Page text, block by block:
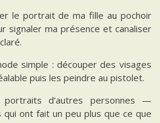
le portrait de ma fille au pochoir
signaler ma présence et canaliser
simple : découper des visages
puis les peindre au pistolet.
d’autres personnes —
qui ont fait un peu plus que ce que